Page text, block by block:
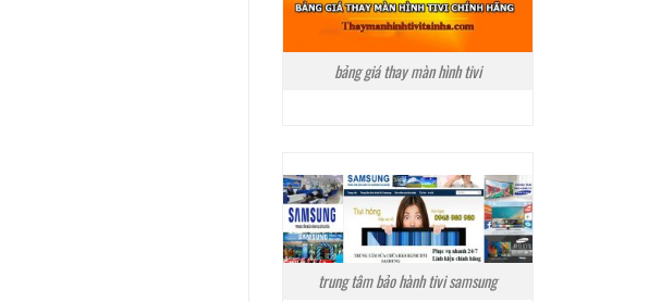
bảng giá thay màn hình tivi
trung tâm bảo hành tivi samsung